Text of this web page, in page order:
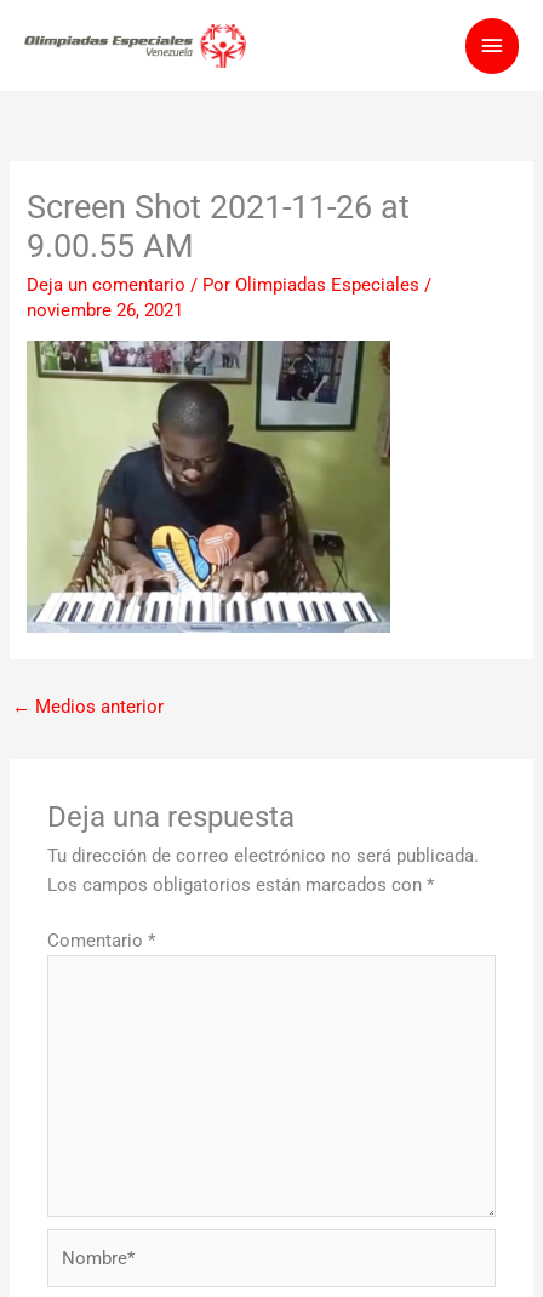
Screen Shot 2021-11-26 at
9.00.55 AM
Deja un comentario / PorOlimpiadas Especiales/
noviembre 26, 2021
← Medios anterior
Deja una respuesta
Tu dirección de correo electrónico no será publicada.
Los campos obligatorios están marcados con*
Comentario*